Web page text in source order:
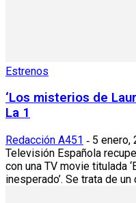
Estrenos
‘Los misterios de
La 1
Redacción A451 - 5 enero,
Televisión Española
con una TV movie titulada
inesperado’. Se trata de